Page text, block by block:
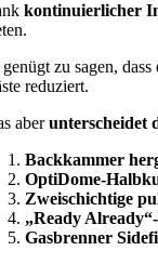
kontinuierlicher
genügt zu sagen,
reduziert.
aberunterscheidet
Backkammer
OptiDome-
Zweischichtige
„Ready
Gasbrenner